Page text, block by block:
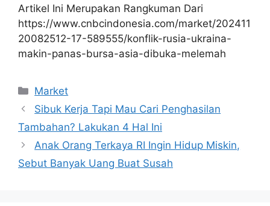
Artikel Ini Merupakan Rangkuman Dari
https://www.cnbcindonesia.com/market/202411
20082512-17-589555/konflik-rusia-ukraina-
makin-panas-bursa-asia-dibuka-melemah
Kategori
Market
Sibuk Kerja Tapi Mau Cari Penghasilan
Tambahan? Lakukan 4 Hal Ini
Anak Orang Terkaya RI Ingin Hidup Miskin,
Sebut Banyak Uang Buat Susah